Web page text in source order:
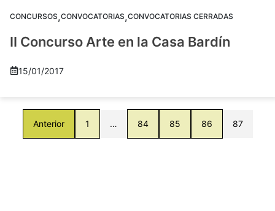
CONCURSOS,CONVOCATORIAS,CONVOCATORIAS CERRADAS
II Concurso Arte en la Casa Bardín
15/01/2017
Anterior 1 … 84 85 86 87